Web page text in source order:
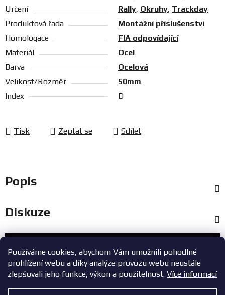
Používáme cookies, abychom Vám umožnili pohodlné
prohlížení webu a díky analýze provozu webu neustále
zlepšovali jeho funkce, výkon a použitelnost. Více informací
Určení
Rally, Okruhy, Trackday
Produktová řada
Montážní příslušenství
Homologace
FIA odpovídající
Materiál
Ocel
Barva
Ocelová
Velikost/Rozměr
50mm
Index
D
Tisk Zeptat se Sdílet
Popis
Diskuze
Zákaznický servis
+420 603 785 748